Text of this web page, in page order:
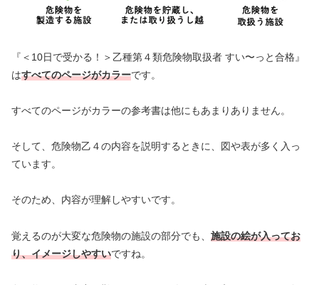
『＜10日で受かる！＞乙種第４類危険物取扱者 すい〜っと合格』
はすべてのページがカラーです。
すべてのページがカラーの参考書は他にもあまりありません。
そして、危険物乙４の内容を説明するときに、図や表が多く入っ
ています。
そのため、内容が理解しやすいです。
覚えるのが大変な危険物の施設の部分でも、 施設の絵が入ってお
り、イメージしやすいですね。